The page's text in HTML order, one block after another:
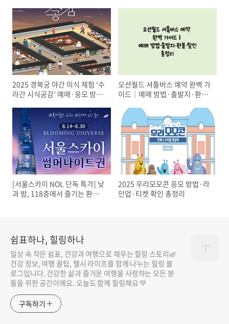
2025 경복궁 야간 미식 체험 ‘수
라간 시식공감’ 예매·응모 방법
오션월드 셔틀버스 예약 완벽 가
이드｜예매 방법·출발지·환불
[서울스카이 NOL 단독 특가] 낮
과 밤, 118층에서 즐기는 환상적
2025 우리모모콘 응모 방법·라
인업·티켓 확인 총정리
쉼표하나, 힐링하나
일상 속 작은 쉼표, 건강과 여행으로 채우는 힐링 스토리🌿
건강 정보, 여행 꿀팁, 헬시 라이프를 함께 나누는 힐링 블
로그입니다. 건강한 삶과 즐거운 여행을 사랑하는 모든 분
들을 위한 공간이에요. 오늘도 함께 힐링해요 💚
구독하기